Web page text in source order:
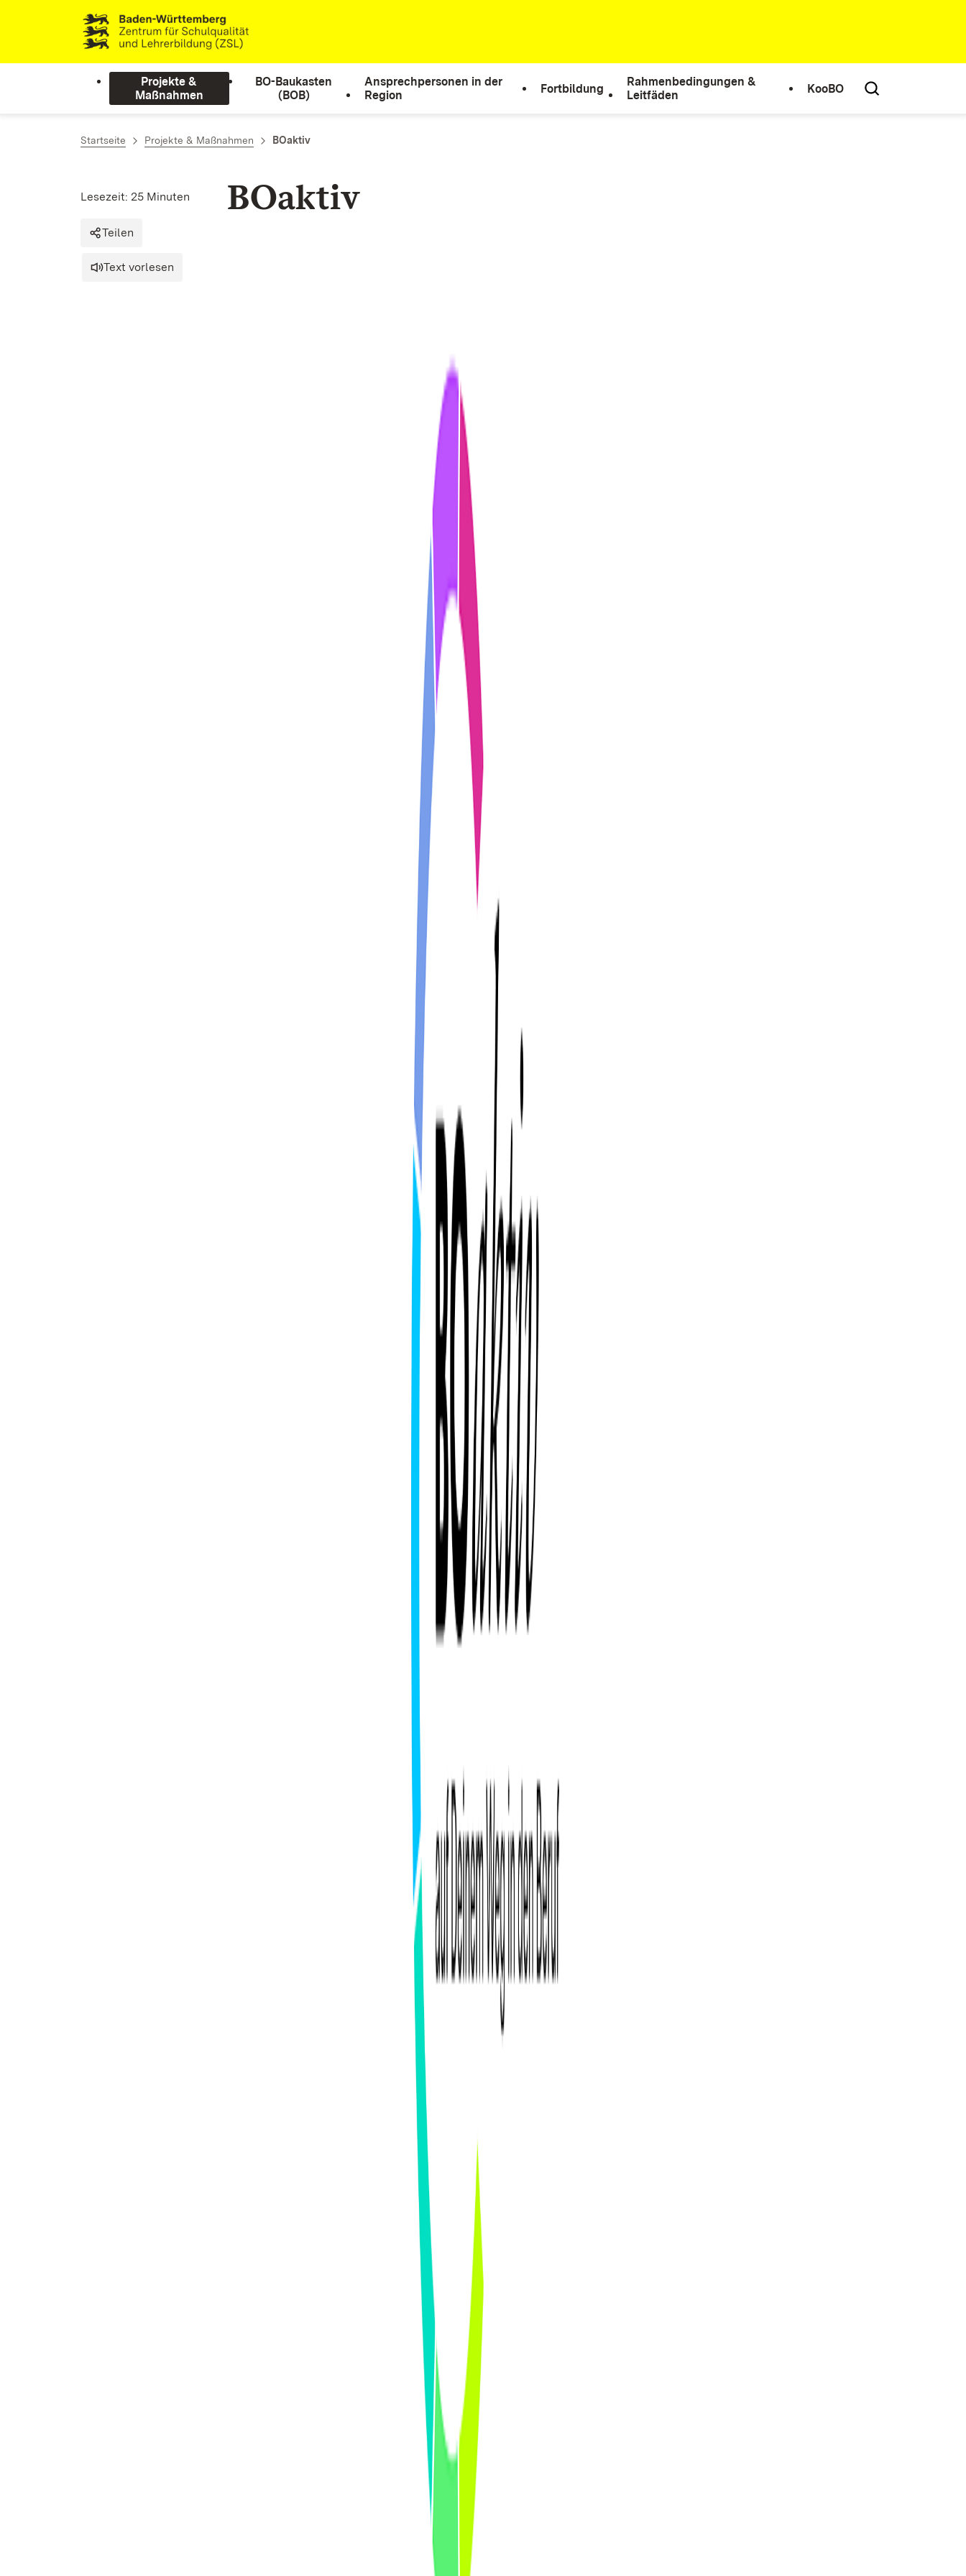
Zum Inhalt springen
Link zur Startseite
Projekte &
Maßnahmen
BO-Baukasten
(BOB)
Ansprechpersonen in der
Region
Fortbildung
Rahmenbedingungen &
Leitfäden
KooBO
Startseite Projekte & Maßnahmen BOaktiv
BOaktiv
Lesezeit: 25 Minuten
Teilen
Text vorlesen